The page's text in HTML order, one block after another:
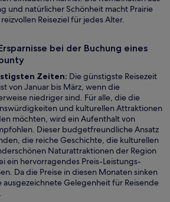
e
ö
n
F
e
t
g
e
ö
f
f
n
e
t
r
d
e
i
n
e
m
n
e
u
e
n
F
e
n
s
und natürlicher Schönheit macht Prairie
Reiseziel für jedes Alter.
bei der Buchung eines
Zeiten: Die günstigste Reisezeit
von Januar bis März, wenn die
niedriger sind. Für alle, die die
und kulturellen Attraktionen
möchten, wird ein Aufenthalt von
Dieser budgetfreundliche Ansatz
die reiche Geschichte, die kulturellen
Naturattraktionen der Region
ein hervorragendes Preis-Leistungs-
Da die Preise in diesen Monaten sinken
ausgezeichnete Gelegenheit für Reisende